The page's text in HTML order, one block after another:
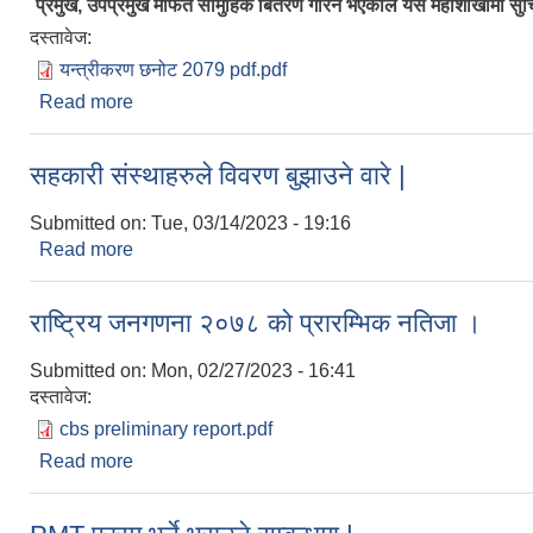
प्रमुख, उपप्रमुख मार्फत सामुहिक बितरण गरिने भएकोले यस महाशाखामा
दस्तावेज:
यन्त्रीकरण छनोट 2079 pdf.pdf
Read more
सहकारी संस्थाहरुले विवरण बुझाउने वारे |
Submitted on: Tue, 03/14/2023 - 19:16
Read more
राष्ट्रिय जनगणना २०७८ को प्रारम्भिक नतिजा ।
Submitted on: Mon, 02/27/2023 - 16:41
दस्तावेज:
cbs preliminary report.pdf
Read more